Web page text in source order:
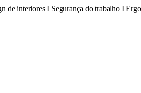
de interiores I Segurança do trabalho I